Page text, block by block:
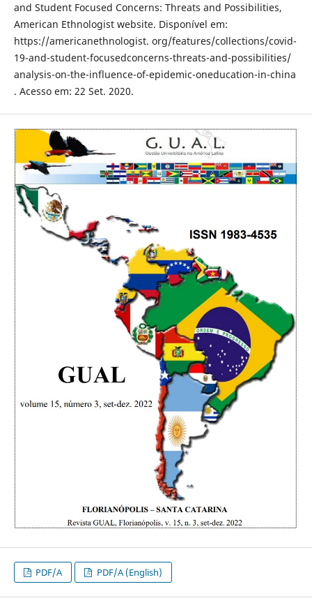
and Student Focused Concerns: Threats and Possibilities,
American Ethnologist website. Disponível em:
https://americanethnologist. org/features/collections/covid-
19-and-student-focusedconcerns-threats-and-possibilities/
analysis-on-the-influence-of-epidemic-oneducation-in-china
. Acesso em: 22 Set. 2020.
PDF/A PDF/A (English)